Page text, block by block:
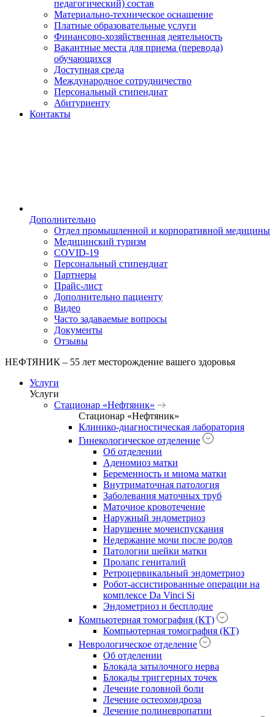
педагогический) состав
Материально-техническое оснащение
Платные образовательные услуги
Финансово-хозяйственная деятельность
Вакантные места для приема (перевода)
обучающихся
Доступная среда
Международное сотрудничество
Персональный стипендиат
Абитуриенту
Контакты
Дополнительно
Отдел промышленной и корпоративной медицины
Медицинский туризм
COVID-19
Персональный стипендиат
Партнеры
Прайс-лист
Дополнительно пациенту
Видео
Часто задаваемые вопросы
Документы
Отзывы
НЕФТЯНИК – 55 лет месторождение вашего здоровья
Услуги
Услуги
Стационар «Нефтяник»
Стационар «Нефтяник»
Клинико-диагностическая лаборатория
Гинекологическое отделение
Об отделении
Аденомиоз матки
Беременность и миома матки
Внутриматочная патология
Заболевания маточных труб
Маточное кровотечение
Наружный эндометриоз
Нарушение мочеиспускания
Недержание мочи после родов
Патологии шейки матки
Пролапс гениталий
Ретроцервикальный эндометриоз
Робот-ассистированные операции на
комплексе Da Vinci Si
Эндометриоз и бесплодие
Компьютерная томография (КТ)
Компьютерная томография (КТ)
Неврологическое отделение
Об отделении
Блокада затылочного нерва
Блокады триггерных точек
Лечение головной боли
Лечение остеохондроза
Лечение полиневропатии